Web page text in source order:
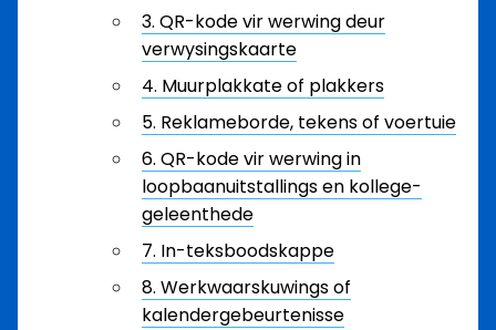
3. QR-kode vir werwing deur
verwysingskaarte
4. Muurplakkate of plakkers
5. Reklameborde, tekens of voertuie
6. QR-kode vir werwing in
loopbaanuitstallings en kollege-
geleenthede
7. In-teksboodskappe
8. Werkwaarskuwings of
kalendergebeurtenisse